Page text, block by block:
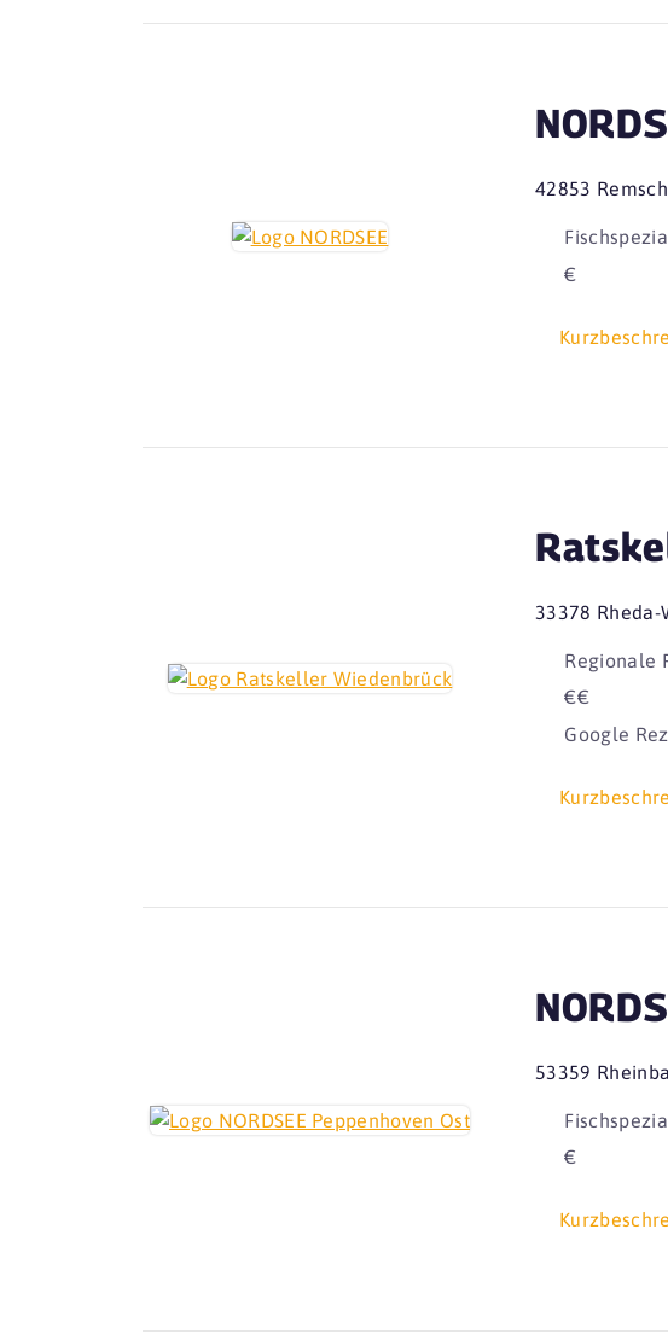
42853
€
33378
Regionale
€€
Google
53359
€